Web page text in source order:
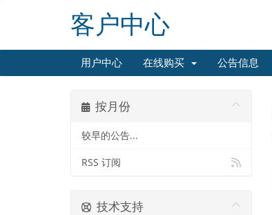
客户中心
用户中心 在线购买 公告信息
按月份
较早的公告...
RSS 订阅
技术支持